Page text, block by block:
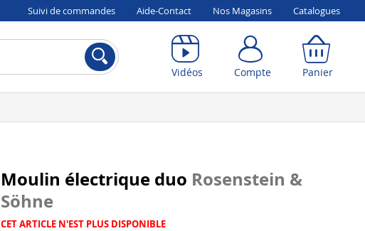
Suivi de commandes Aide-Contact Nos Magasins Catalogues
Vidéos Compte Panier
Moulin électrique duo Rosenstein &
Söhne
CET ARTICLE N'EST PLUS DISPONIBLE
Compte Panier